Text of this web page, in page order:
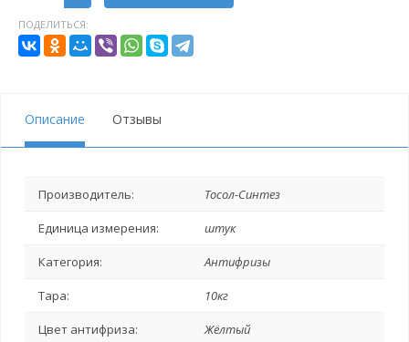
ПОДЕЛИТЬСЯ:
Описание Отзывы
Производитель: Тосол-Синтез
Единица измерения: штук
Категория: Антифризы
Тара: 10кг
Цвет антифриза: Жёлтый